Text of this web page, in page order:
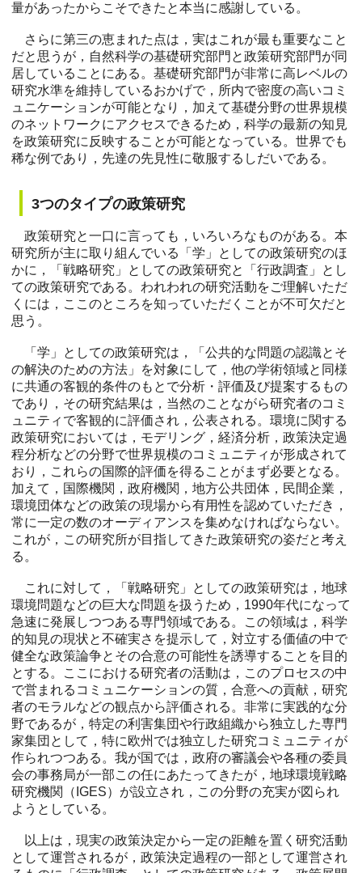
量があったからこそできたと本当に感謝している。
さらに第三の恵まれた点は，実はこれが最も重要なこと
だと思うが，自然科学の基礎研究部門と政策研究部門が同
居していることにある。基礎研究部門が非常に高レベルの
研究水準を維持しているおかげで，所内で密度の高いコミ
ュニケーションが可能となり，加えて基礎分野の世界規模
のネットワークにアクセスできるため，科学の最新の知見
を政策研究に反映することが可能となっている。世界でも
稀な例であり，先達の先見性に敬服するしだいである。
3つのタイプの政策研究
政策研究と一口に言っても，いろいろなものがある。本
研究所が主に取り組んでいる「学」としての政策研究のほ
かに，「戦略研究」としての政策研究と「行政調査」とし
ての政策研究である。われわれの研究活動をご理解いただ
くには，ここのところを知っていただくことが不可欠だと
思う。
「学」としての政策研究は，「公共的な問題の認識とそ
の解決のための方法」を対象にして，他の学術領域と同様
に共通の客観的条件のもとで分析・評価及び提案するもの
であり，その研究結果は，当然のことながら研究者のコミ
ュニティで客観的に評価され，公表される。環境に関する
政策研究においては，モデリング，経済分析，政策決定過
程分析などの分野で世界規模のコミュニティが形成されて
おり，これらの国際的評価を得ることがまず必要となる。
加えて，国際機関，政府機関，地方公共団体，民間企業，
環境団体などの政策の現場から有用性を認めていただき，
常に一定の数のオーディアンスを集めなければならない。
これが，この研究所が目指してきた政策研究の姿だと考え
る。
これに対して，「戦略研究」としての政策研究は，地球
環境問題などの巨大な問題を扱うため，1990年代になって
急速に発展しつつある専門領域である。この領域は，科学
的知見の現状と不確実さを提示して，対立する価値の中で
健全な政策論争とその合意の可能性を誘導することを目的
とする。ここにおける研究者の活動は，このプロセスの中
で営まれるコミュニケーションの質，合意への貢献，研究
者のモラルなどの観点から評価される。非常に実践的な分
野であるが，特定の利害集団や行政組織から独立した専門
家集団として，特に欧州では独立した研究コミュニティが
作られつつある。我が国では，政府の審議会や各種の委員
会の事務局が一部この任にあたってきたが，地球環境戦略
研究機関（IGES）が設立され，この分野の充実が図られ
ようとしている。
以上は，現実の政策決定から一定の距離を置く研究活動
として運営されるが，政策決定過程の一部として運営され